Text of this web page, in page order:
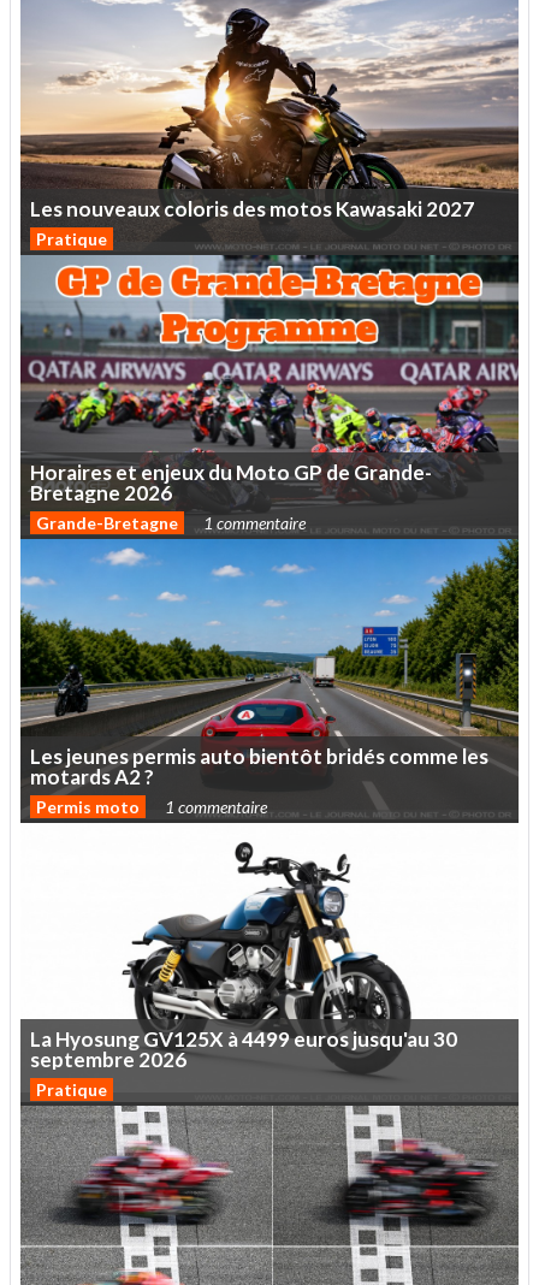
LesnouveauxcolorisdesmotosKawasaki2027
Pratique
HorairesetenjeuxduMotoGPdeGrande-
Bretagne 2026
Grande-Bretagne 1 commentaire
Lesjeunespermisautobientôt bridéscommeles
motardsA2?
Permis moto 1 commentaire
LaHyosungGV125X à4499eurosjusqu'au30
septembre 2026
Pratique